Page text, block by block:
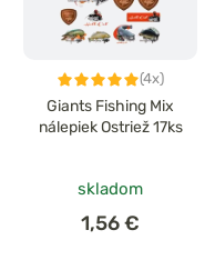
(4x)
Giants Fishing Mix
nálepiek Ostriež 17ks
skladom
1,56 €